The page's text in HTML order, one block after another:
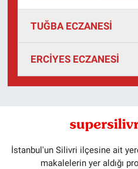
TUĞBA ECZANESİ
ERCİYES ECZANESİ
İstanbul'un Silivri ilçesine ait
makalelerin yer aldığı